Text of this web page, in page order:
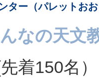
ター（パレットお
なの天文
着150名）